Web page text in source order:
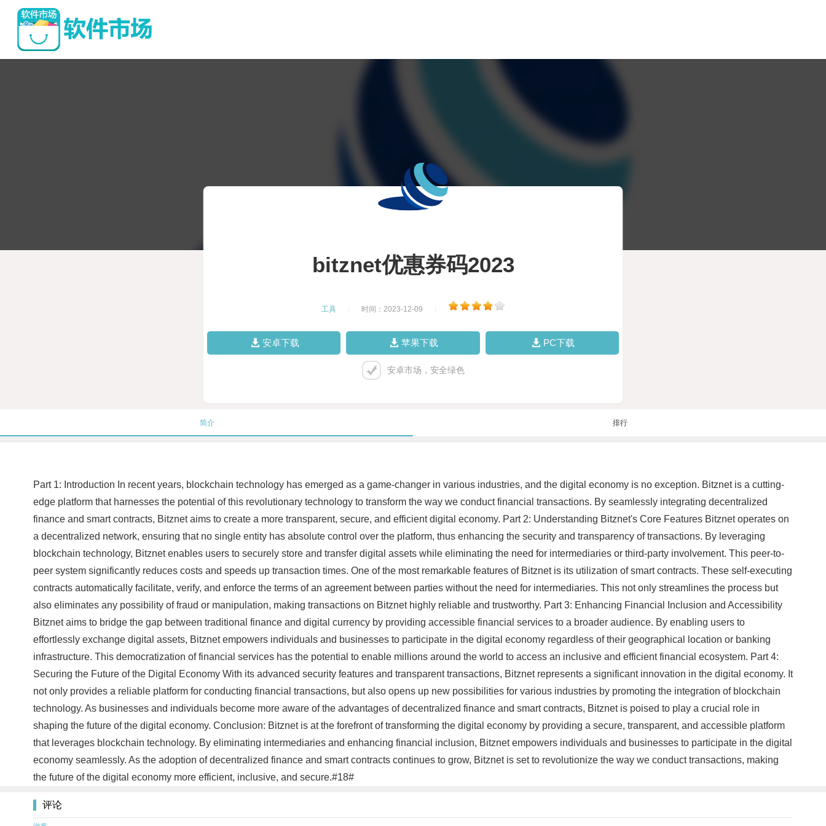
bitznet优惠券码2023
工具 时间：2023-12-09
安卓下载 苹果下载 PC下载
安卓市场，安全绿色
简介 排行
Part 1: Introduction In recent years, blockchain technology has emerged as a game-changer in various industries, and the digital economy is no exception. Bitznet is a cutting-
edge platform that harnesses the potential of this revolutionary technology to transform the way we conduct financial transactions. By seamlessly integrating decentralized
finance and smart contracts, Bitznet aims to create a more transparent, secure, and efficient digital economy. Part 2: Understanding Bitznet's Core Features Bitznet operates on
a decentralized network, ensuring that no single entity has absolute control over the platform, thus enhancing the security and transparency of transactions. By leveraging
blockchain technology, Bitznet enables users to securely store and transfer digital assets while eliminating the need for intermediaries or third-party involvement. This peer-to-
peer system significantly reduces costs and speeds up transaction times. One of the most remarkable features of Bitznet is its utilization of smart contracts. These self-executing
contracts automatically facilitate, verify, and enforce the terms of an agreement between parties without the need for intermediaries. This not only streamlines the process but
also eliminates any possibility of fraud or manipulation, making transactions on Bitznet highly reliable and trustworthy. Part 3: Enhancing Financial Inclusion and Accessibility
Bitznet aims to bridge the gap between traditional finance and digital currency by providing accessible financial services to a broader audience. By enabling users to
effortlessly exchange digital assets, Bitznet empowers individuals and businesses to participate in the digital economy regardless of their geographical location or banking
infrastructure. This democratization of financial services has the potential to enable millions around the world to access an inclusive and efficient financial ecosystem. Part 4:
Securing the Future of the Digital Economy With its advanced security features and transparent transactions, Bitznet represents a significant innovation in the digital economy. It
not only provides a reliable platform for conducting financial transactions, but also opens up new possibilities for various industries by promoting the integration of blockchain
technology. As businesses and individuals become more aware of the advantages of decentralized finance and smart contracts, Bitznet is poised to play a crucial role in
shaping the future of the digital economy. Conclusion: Bitznet is at the forefront of transforming the digital economy by providing a secure, transparent, and accessible platform
that leverages blockchain technology. By eliminating intermediaries and enhancing financial inclusion, Bitznet empowers individuals and businesses to participate in the digital
economy seamlessly. As the adoption of decentralized finance and smart contracts continues to grow, Bitznet is set to revolutionize the way we conduct transactions, making
the future of the digital economy more efficient, inclusive, and secure.#18#
评论